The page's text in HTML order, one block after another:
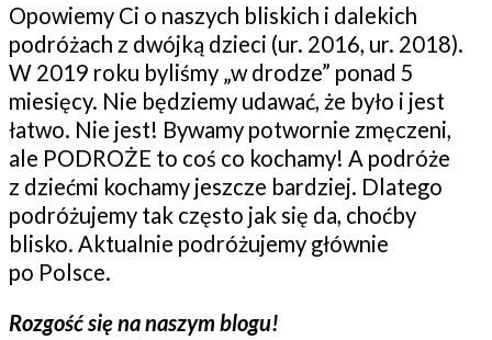
Opowiemy Ci o naszych bliskich i dalekich
podróżach z dwójką dzieci (ur. 2016, ur. 2018).
W 2019 roku byliśmy „w drodze” ponad 5
miesięcy. Nie będziemy udawać, że było i jest
łatwo. Nie jest! Bywamy potwornie zmęczeni,
ale PODROŻE to coś co kochamy! A podróże
z dziećmi kochamy jeszcze bardziej. Dlatego
podróżujemy tak często jak się da, choćby
blisko. Aktualnie podróżujemy głównie
po Polsce.
Rozgość się na naszym blogu!